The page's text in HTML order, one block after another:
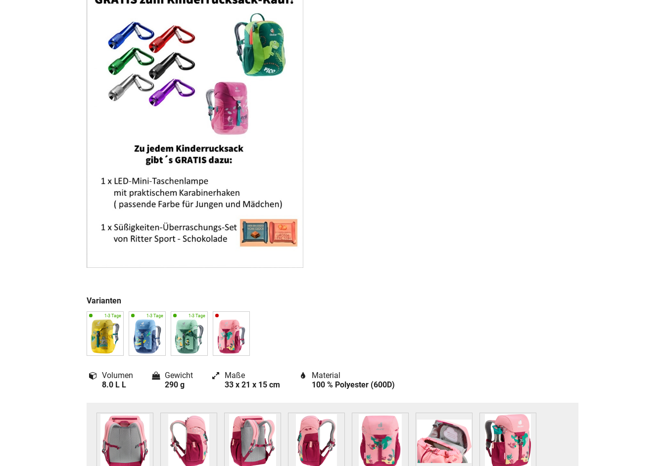
Varianten
Volumen
8.0 L L
Gewicht
290 g
Maße
33 x 21 x 15 cm
Material
100 % Polyester (600D)